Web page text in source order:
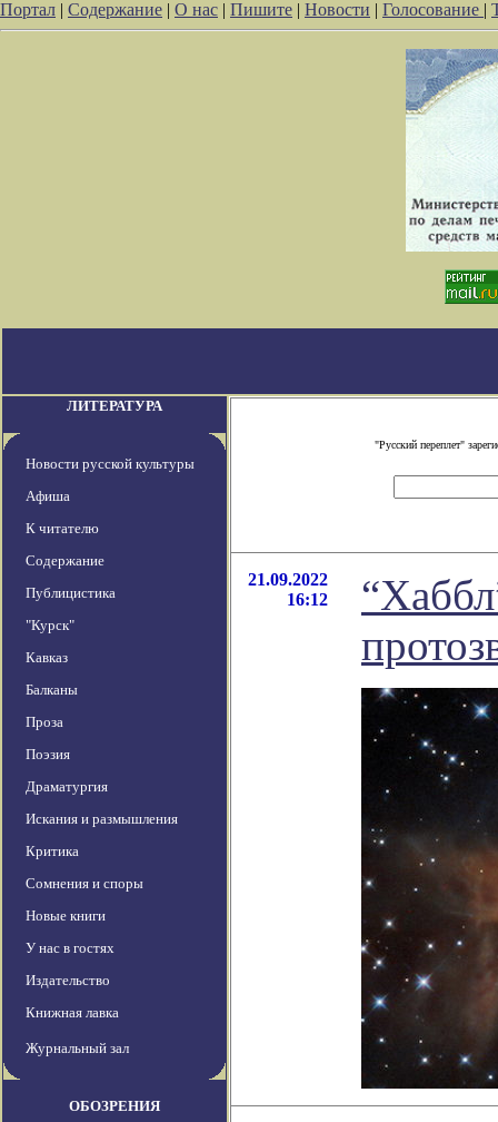
Портал | Содержание | О нас | Пишите | Новости | Голосование |
ЛИТЕРАТУРА
Новости русской культуры
Афиша
К читателю
Содержание
Публицистика
"Курск"
Кавказ
Балканы
Проза
Поэзия
Драматургия
Искания и размышления
Критика
Сомнения и споры
Новые книги
У нас в гостях
Издательство
Книжная лавка
Журнальный зал
ОБОЗРЕНИЯ
"Русский переплет"
21.09.2022
16:12